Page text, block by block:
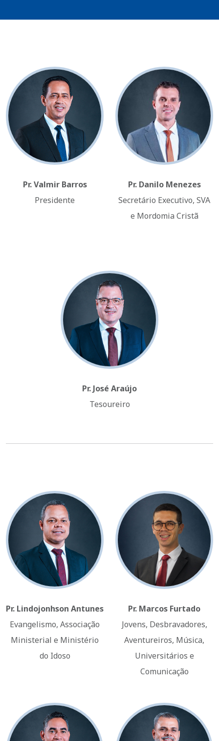
Pr. Valmir Barros
Presidente
Pr. Danilo Menezes
Secretário Executivo, SVA
e Mordomia Cristã
Pr. José Araújo
Tesoureiro
Pr. Lindojonhson Antunes
Evangelismo, Associação
Ministerial e Ministério
do Idoso
Pr. Marcos Furtado
Jovens, Desbravadores,
Aventureiros, Música,
Universitários e
Comunicação